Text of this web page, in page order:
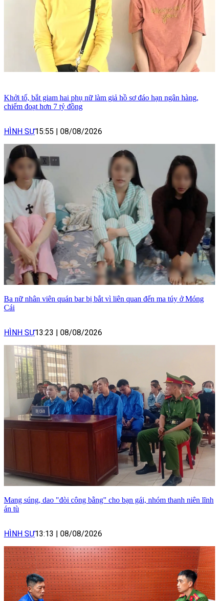
Khởi tố, bắt giam hai phụ nữ làm giả hồ sơ đáo hạn ngân hàng,
chiếm đoạt hơn 7 tỷ đồng
HÌNH SỰ15:55 | 08/08/2026
Ba nữ nhân viên quán bar bị bắt vì liên quan đến ma túy ở Móng
Cái
HÌNH SỰ13:23 | 08/08/2026
Mang súng, dao "đòi công bằng" cho bạn gái, nhóm thanh niên lĩnh
án tù
HÌNH SỰ13:13 | 08/08/2026